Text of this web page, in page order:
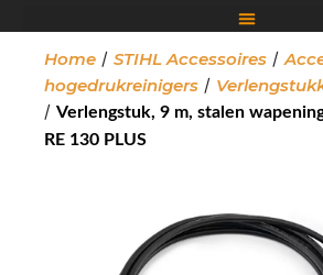
Home / STIHL Accessoires /
hogedrukreinigers /
/ Verlengstuk, 9 m, stalen
RE 130 PLUS